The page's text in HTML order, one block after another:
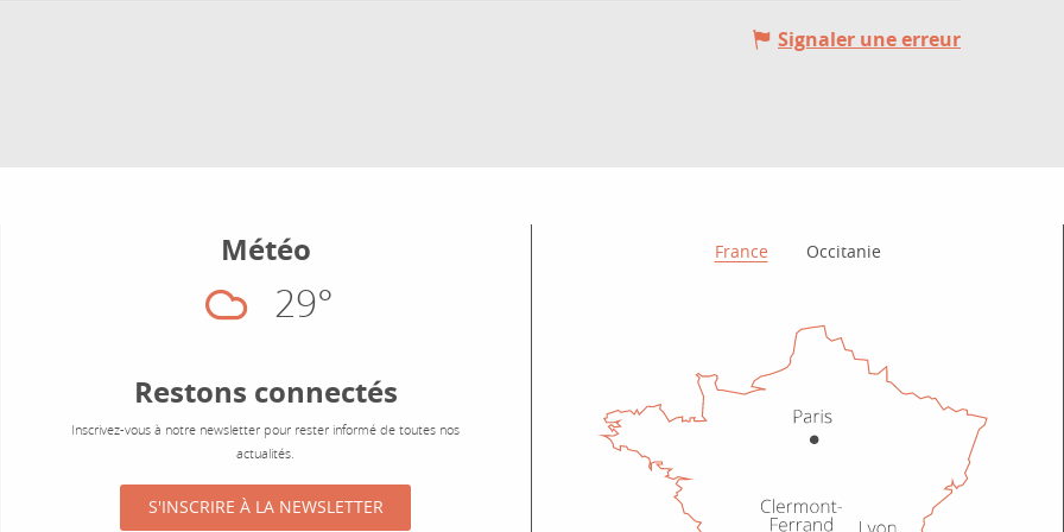
Signaler une erreur
Météo
Nuageux
29°
Restons connectés
Inscrivez-vous à notre newsletter pour rester informé de toutes nos
actualités.
S'INSCRIRE À LA NEWSLETTER
Comment venir ?
France Occitanie